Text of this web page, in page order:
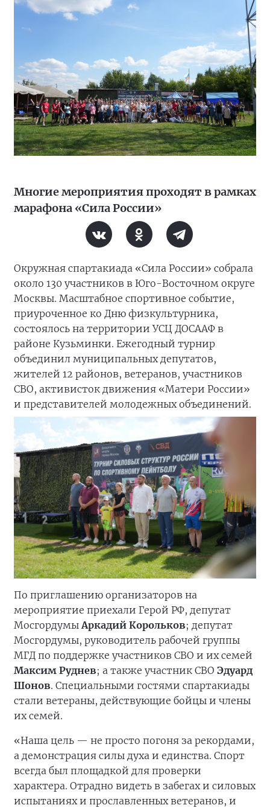
Многие мероприятия проходят в рамках
марафона «Сила России»
Окружная спартакиада «Сила России» собрала
около 130 участников в Юго-Восточном округе
Москвы. Масштабное спортивное событие,
приуроченное ко Дню физкультурника,
состоялось на территории УСЦ ДОСААФ в
районе Кузьминки. Ежегодный турнир
объединил муниципальных депутатов,
жителей 12 районов, ветеранов, участников
СВО, активисток движения «Матери России»
и представителей молодежных объединений.
По приглашению организаторов на
мероприятие приехали Герой РФ, депутат
МосгордумыАркадий Корольков; депутат
Мосгордумы, руководитель рабочей группы
МГД по поддержке участников СВО и их семей
Максим Руднев; а также участник СВО Эдуард
Шонов. Специальными гостями спартакиады
стали ветераны, действующие бойцы и члены
их семей.
«Наша цель — не просто погоня за рекордами,
а демонстрация силы духа и единства. Спорт
всегда был площадкой для проверки
характера. Отрадно видеть в забегах и силовых
испытаниях и прославленных ветеранов, и